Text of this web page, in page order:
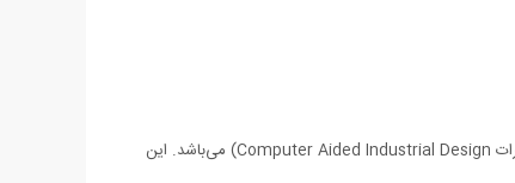
راینوسروس تری‌دی‌ (به انگلیسی: Rhinoceros 3D) معروف به راینو یکی از محبوب ترین نرم‌افزارهای طراحی صنعتی به کمک کامپیوتر CAID (مخفف عبارات Computer Aided Industrial Design) می‌باشد. این